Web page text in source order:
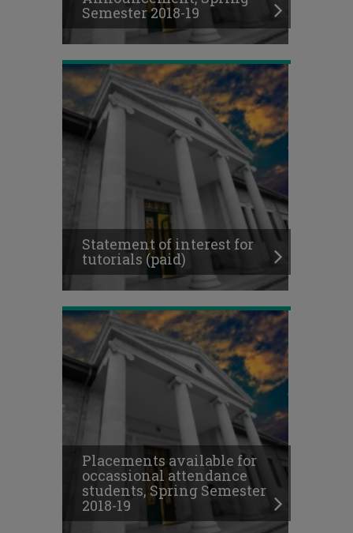
Semester 2018-19
tutorials
(paid)
Statement of interest for
tutorials (paid)
Placements
occassional
attendance
Spring
Semester
2018-
19
Placements available for
occassional attendance
students, Spring Semester
2018-19